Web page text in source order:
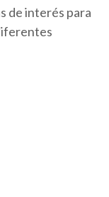
de interés para